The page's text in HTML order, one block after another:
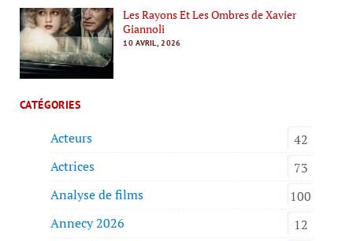
Les Rayons Et Les Ombres de Xavier
Giannoli
10 AVRIL, 2026
CATÉGORIES
Acteurs
42
Actrices
73
Analyse de films
100
Annecy 2026
12